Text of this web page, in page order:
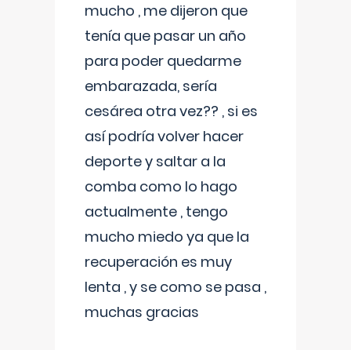
mucho , me dijeron que
tenía que pasar un año
para poder quedarme
embarazada, sería
cesárea otra vez?? , si es
así podría volver hacer
deporte y saltar a la
comba como lo hago
actualmente , tengo
mucho miedo ya que la
recuperación es muy
lenta , y se como se pasa ,
muchas gracias